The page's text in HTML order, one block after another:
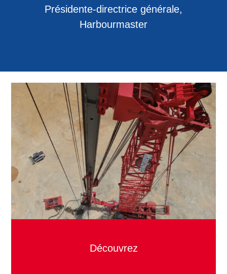
Présidente-directrice générale,
Harbourmaster
Découvrez